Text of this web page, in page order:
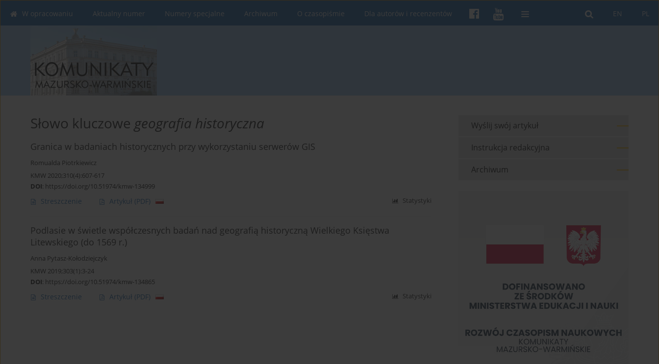
PL
EN
W opracowaniu Aktualny numer Numery specjalne Archiwum O czasopiśmie Dla autorów i recenzentów
Słowo kluczowe geografia historyczna
Granica w badaniach historycznych przy wykorzystaniu serwerów GIS
Romualda Piotrkiewicz
KMW 2020;310(4):607-617
DOI: https://doi.org/10.51974/kmw-134999
Streszczenie Artykuł (PDF) Statystyki
Podlasie w świetle współczesnych badań nad geografią historyczną Wielkiego Księstwa
Litewskiego (do 1569 r.)
Anna Pytasz-Kołodziejczyk
KMW 2019;303(1):3-24
DOI: https://doi.org/10.51974/kmw-134865
Streszczenie Artykuł (PDF) Statystyki
Wyślij swój artykuł
Instrukcja redakcyjna
Archiwum